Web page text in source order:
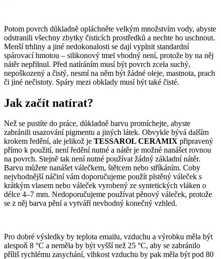
Potom povrch důkladně opláchněte velkým množstvím vody, abyste
odstranili všechny zbytky čisticích prostředků a nechte ho uschnout.
Menší trhliny a jiné nedokonalosti se dají vyplnit standardní
spárovací hmotou – silikonový tmel vhodný není, protože by na něj
nátěr nepřilnul. Před natíráním musí být povrch zcela suchý,
nepoškozený a čistý, nesmí na něm být žádné oleje, mastnota, prach
či jiné nečistoty. Spáry mezi obklady musí být také čisté.
Jak začít natírat?
Než se pustíte do práce, důkladně barvu promíchejte, abyste
zabránili usazování pigmentu a jiných látek. Obvykle bývá dalším
krokem ředění, ale jelikož je TESSAROL CERAMIX připravený
přímo k použití, není ředění nutné a nátěr je možné nanášet rovnou
na povrch. Stejně tak není nutné používat žádný základní nátěr.
Barvu můžete nanášet válečkem, štětcem nebo stříkáním. Coby
nejvhodnější náčiní vám doporučujeme použít plstěný váleček s
krátkým vlasem nebo váleček vyrobený ze syntetických vláken o
délce 4–7 mm. Nedoporučujeme používat pěnový váleček, protože
se z něj barva pění a vytváří nevhodný konečný vzhled.
Pro dobré výsledky by teplota emailu, vzduchu a výrobku měla být
alespoň 8 °C a neměla by být vyšší než 25 °C, aby se zabránilo
příliš rychlému zasychání, vlhkost vzduchu by pak měla být pod 80